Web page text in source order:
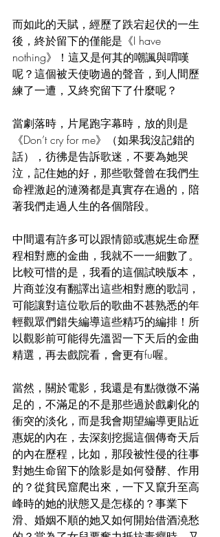
而如此的天賦，經歷了跌宕起伏的一生
後，終於留下的僅能是《I have
nothing》！這又是何其的嘲諷與喟嘆
呢？這個被天使吻過的聲音，到人間歷
練了一遭，又終究留下了什麼呢？
當劇落時，片尾跑字幕時，放的則是
《Don’t cry for me》（如果我沒記錯的
話），彷彿是告訴歌迷，不要為她哭
泣，記住她的好，那些歌聲曾在我們生
命裡激起的漣漪都是真實存在過的，陪
著我們走過人生的各個階段。
中間還有許多可以跟情節或惠妮生命歷
程相對應的金曲，我就不一一細數了。
比較可惜的是，我看的這個試映版本，
片商並沒有翻譯出這些相對應的歌詞，
可能讓對這位歌后的歌曲不甚熟悉的年
輕觀眾們錯失編導這些精巧的編排！所
以觀影前可能得先溫習一下天后的金曲
精選，再去戲院看，會更有fu喔。
當然，關於電影，我還是有點微微不滿
足的，不滿足的不是那些過於戲劇化的
衝突的淡化，而是我會期望編導更貼近
惠妮的內在，去深刻挖掘這個傳奇天后
的內在歷程，比如，那段被性侵的往事
對她生命留下的陰影是如何發酵、作用
的？從貧民窟爬出來，一下又竄升至高
峰時的她的狀態又是怎樣的？事業下
滑、婚姻不順的她又如何開始借酒澆愁